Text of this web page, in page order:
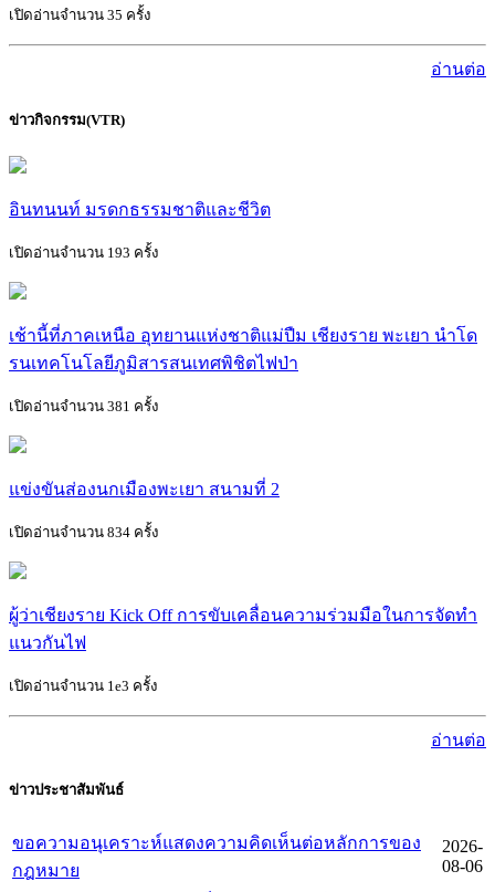
เปิดอ่านจำนวน 35 ครั้ง
อ่านต่อ
ข่าวกิจกรรม(VTR)
อินทนนท์ มรดกธรรมชาติและชีวิต
เปิดอ่านจำนวน 193 ครั้ง
เช้านี้ที่ภาคเหนือ อุทยานแห่งชาติแม่ปืม เชียงราย พะเยา นำโด
รนเทคโนโลยีภูมิสารสนเทศพิชิตไฟป่า
เปิดอ่านจำนวน 381 ครั้ง
แข่งขันส่องนกเมืองพะเยา สนามที่ 2
เปิดอ่านจำนวน 834 ครั้ง
ผู้ว่าเชียงราย Kick Off การขับเคลื่อนความร่วมมือในการจัดทำ
แนวกันไฟ
เปิดอ่านจำนวน 1e3 ครั้ง
อ่านต่อ
ข่าวประชาสัมพันธ์
ขอความอนุเคราะห์แสดงความคิดเห็นต่อหลักการของ
กฎหมาย
2026-
08-06